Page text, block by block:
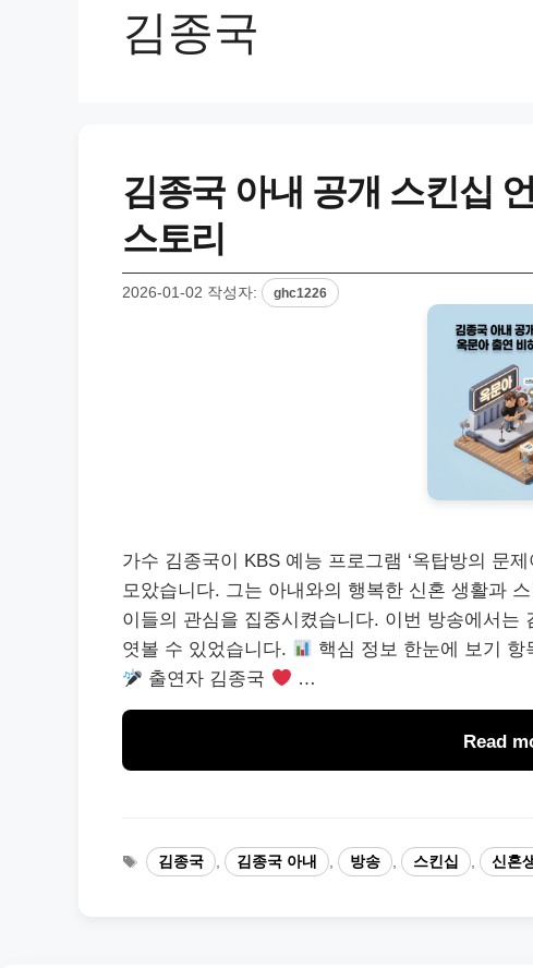
김종국
김종국 아내 공개 스킨십
스토리
2026-01-02 작성자: ghc1226
가수 김종국이 KBS 예능 프로그램 ‘옥탑방의 문
모았습니다. 그는 아내와의 행복한 신혼 생활과
이들의 관심을 집중시켰습니다. 이번 방송에서
엿볼 수 있었습니다.
핵심 정보 한눈에 보기 항
출연자 김종국
…
Read
태
그
김종국 , 김종국 아내 , 방송 , 스킨십 , 신혼